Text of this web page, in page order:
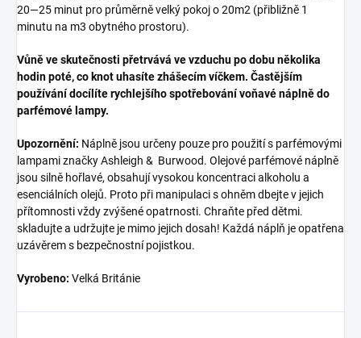
20—25 minut pro průměrně velký pokoj o 20m2 (přibližně 1
minutu na m3 obytného prostoru).
Vůně ve skutečnosti přetrvává ve vzduchu po dobu několika
hodin poté, co knot uhasíte zhášecím víčkem. Častějším
používání docílíte rychlejšího spotřebování voňavé náplně do
parfémové lampy.
Upozornění: Náplně jsou určeny pouze pro použití s parfémovými
lampami značky Ashleigh & Burwood. Olejové parfémové náplně
jsou silně hořlavé, obsahují vysokou koncentraci alkoholu a
esenciálních olejů. Proto při manipulaci s ohněm dbejte v jejich
přítomnosti vždy zvýšené opatrnosti. Chraňte před dětmi.
skladujte a udržujte je mimo jejich dosah! Každá náplň je opatřena
uzávěrem s bezpečnostní pojistkou.
Vyrobeno: Velká Británie